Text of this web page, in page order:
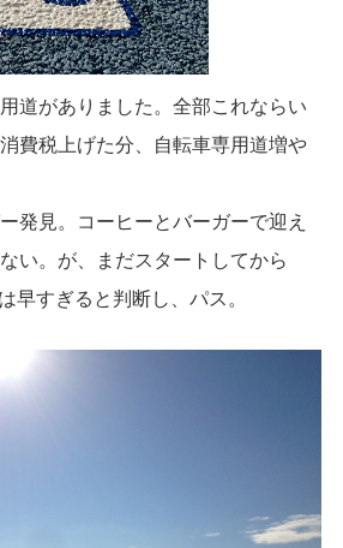
道がありました。全部これならい
費税上げた分、自転車専用道増や
発見。コーヒーとバーガーで迎え
い。が、まだスタートしてから
早すぎると判断し、パス。